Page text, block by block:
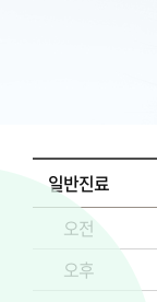
일반진료
오전
오후